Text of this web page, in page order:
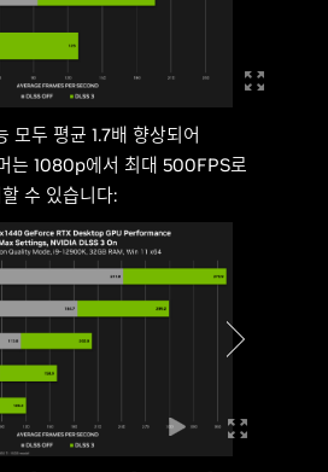
두 평균 1.7배 향상되어
는 1080p에서 최대 500FPS로
수 있습니다: